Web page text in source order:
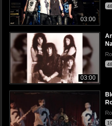
03:00
03:00